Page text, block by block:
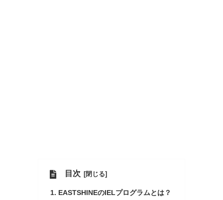
目次
EASTSHINEのIELプログラムとは？